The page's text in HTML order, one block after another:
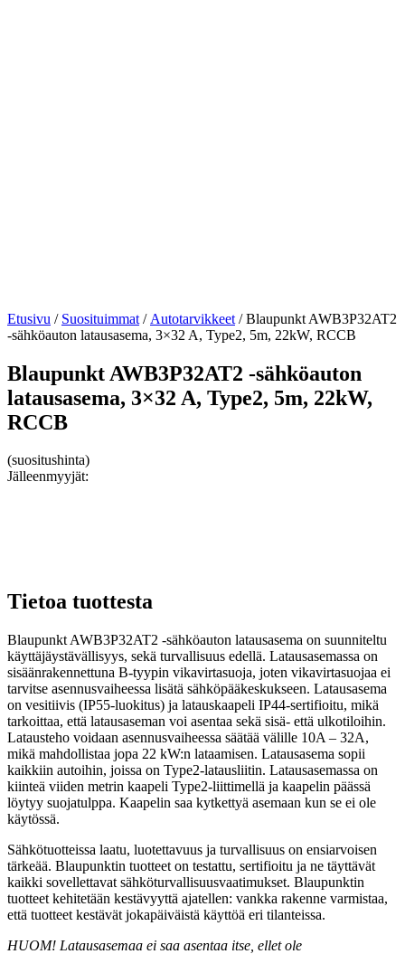
Etusivu / Suosituimmat / Autotarvikkeet / Blaupunkt AWB3P32AT2
-sähköauton latausasema, 3×32 A, Type2, 5m, 22kW, RCCB
Blaupunkt AWB3P32AT2 -sähköauton
latausasema, 3×32 A, Type2, 5m, 22kW,
RCCB
(suositushinta)
Jälleenmyyjät:
Tietoa tuottesta
Blaupunkt AWB3P32AT2 -sähköauton latausasema on suunniteltu
käyttäjäystävällisyys, sekä turvallisuus edellä. Latausasemassa on
sisäänrakennettuna B-tyypin vikavirtasuoja, joten vikavirtasuojaa ei
tarvitse asennusvaiheessa lisätä sähköpääkeskukseen. Latausasema
on vesitiivis (IP55-luokitus) ja latauskaapeli IP44-sertifioitu, mikä
tarkoittaa, että latausaseman voi asentaa sekä sisä- että ulkotiloihin.
Latausteho voidaan asennusvaiheessa säätää välille 10A – 32A,
mikä mahdollistaa jopa 22 kW:n lataamisen. Latausasema sopii
kaikkiin autoihin, joissa on Type2-latausliitin. Latausasemassa on
kiinteä viiden metrin kaapeli Type2-liittimellä ja kaapelin päässä
löytyy suojatulppa. Kaapelin saa kytkettyä asemaan kun se ei ole
käytössä.
Sähkötuotteissa laatu, luotettavuus ja turvallisuus on ensiarvoisen
tärkeää. Blaupunktin tuotteet on testattu, sertifioitu ja ne täyttävät
kaikki sovellettavat sähköturvallisuusvaatimukset. Blaupunktin
tuotteet kehitetään kestävyyttä ajatellen: vankka rakenne varmistaa,
että tuotteet kestävät jokapäiväistä käyttöä eri tilanteissa.
HUOM! Latausasemaa ei saa asentaa itse, ellet ole